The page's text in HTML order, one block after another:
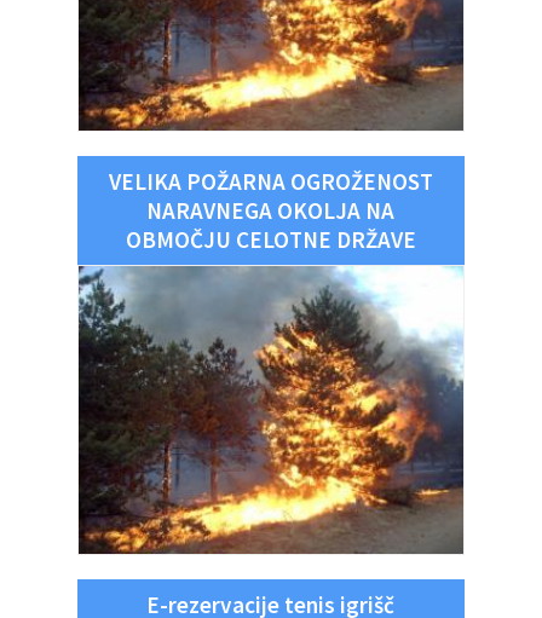
VELIKA POŽARNA OGROŽENOST
NARAVNEGA OKOLJA NA
OBMOČJU CELOTNE DRŽAVE
E-rezervacije tenis igrišč